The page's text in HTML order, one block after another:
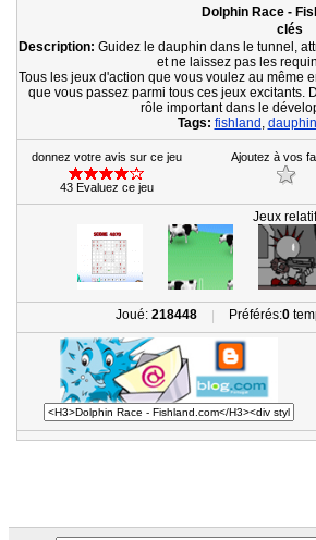
Dolphin Race -
clés
Description: Guidez le dauphin dans le tunnel,
et ne laissez pas les
Tous les jeux d'action que vous voulez au même
que vous passez parmi tous ces jeux excitants.
rôle important dans le
Tags: fishland , dauphin
donnez votre avis sur ce jeu
43 Evaluez ce jeu
Ajoutez à vos
Jeux
Joué: 218448 | Préférés:0